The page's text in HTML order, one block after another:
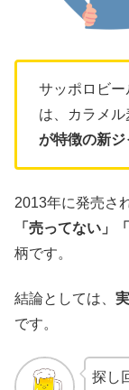
サッポロビー
は、カラメ
が特徴の新ジ
2013年に発売さ
「売ってない」
柄です。
結論としては、
です。
探し